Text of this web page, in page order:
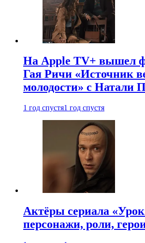
На Apple TV+ вышел
Гая Ричи «Источник
молодости» с Натали
1 год спустя1 год спустя
Актёры сериала
персонажи, роли,